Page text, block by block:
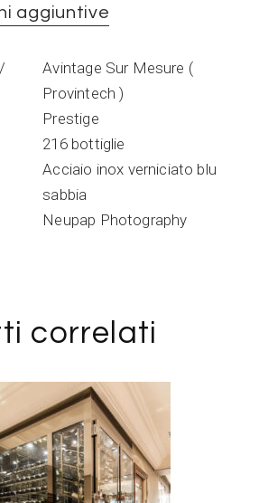
aggiuntive
Avintage Sur Mesure (
Provintech )
Prestige
216 bottiglie
Acciaio inox verniciato blu
sabbia
Neupap Photography
correlati